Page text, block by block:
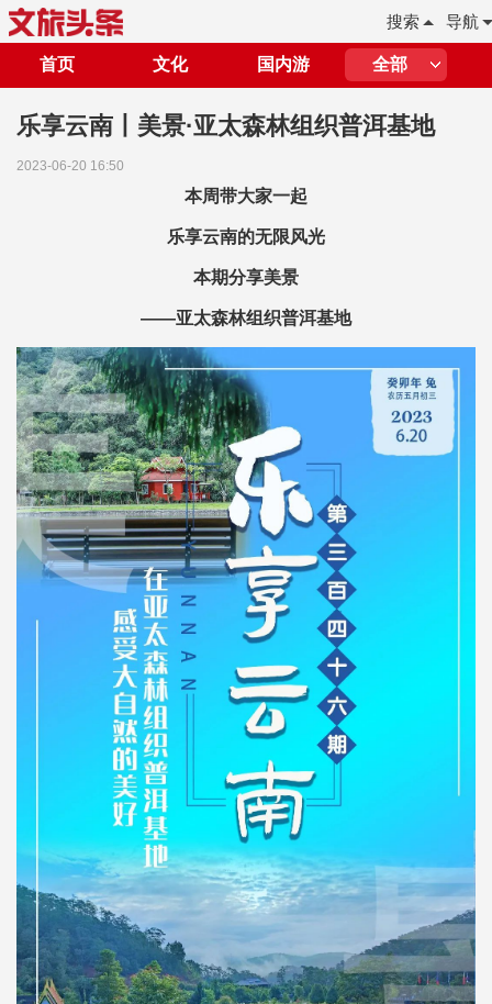
导航
搜索
首页 文化 国内游 全部
乐享云南丨美景·亚太森林组织普洱基地
2023-06-20 16:50
本周带大家一起
乐享云南的无限风光
本期分享美景
——亚太森林组织普洱基地